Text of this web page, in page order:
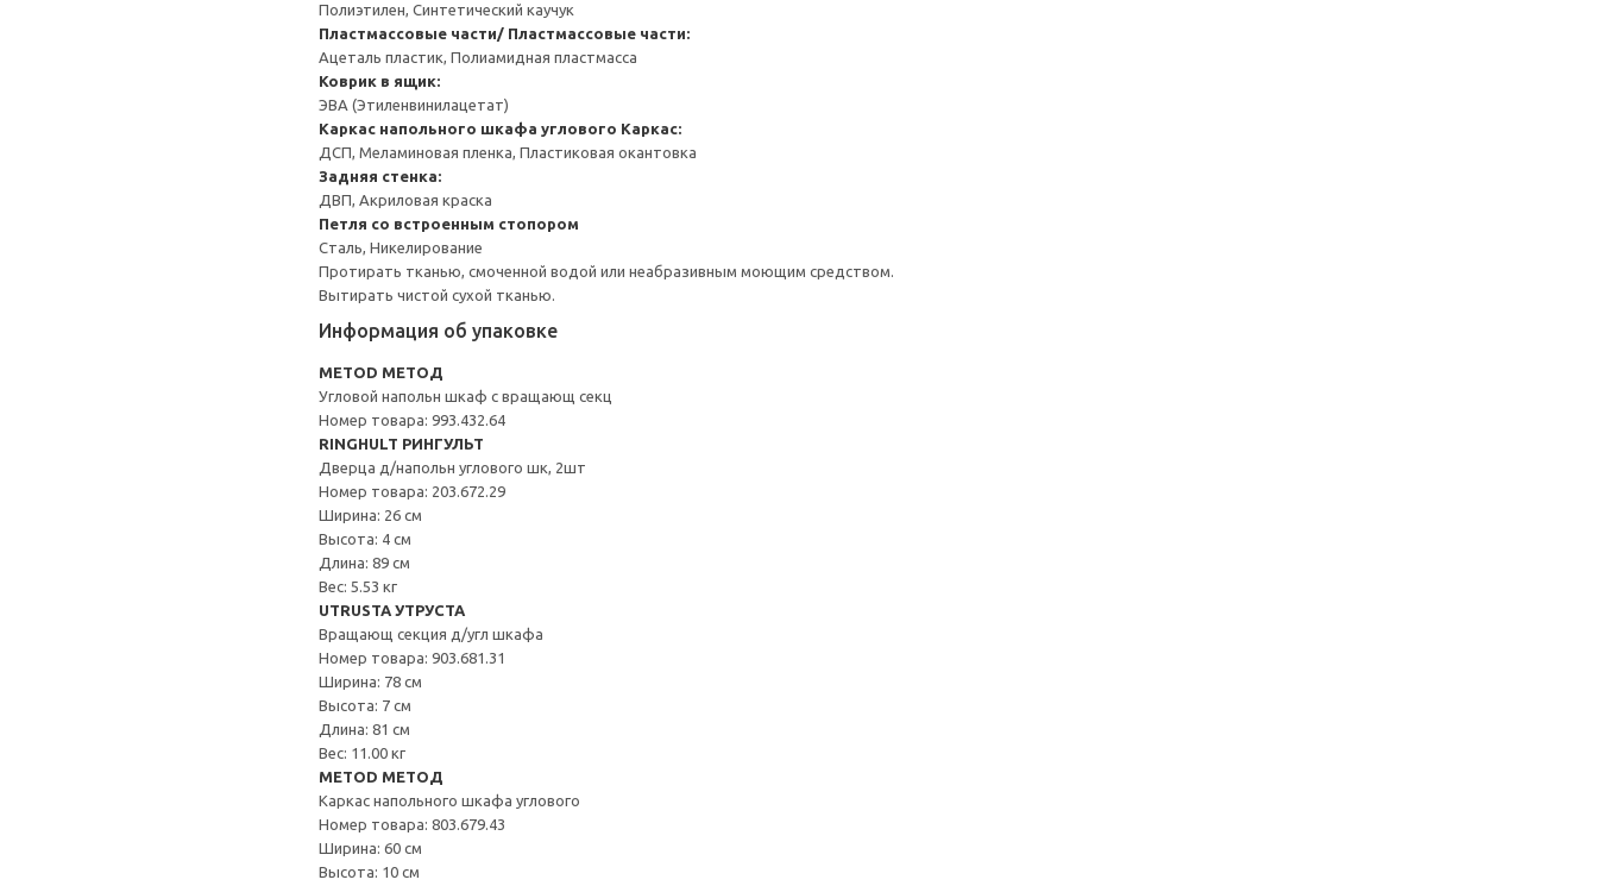
Полиэтилен, Синтетический каучук
Пластмассовые части/ Пластмассовые части:
Ацеталь пластик, Полиамидная пластмасса
Коврик в ящик:
ЭВА (Этиленвинилацетат)
Каркас напольного шкафа углового Каркас:
ДСП, Меламиновая пленка, Пластиковая окантовка
Задняя стенка:
ДВП, Акриловая краска
Петля со встроенным стопором
Сталь, Никелирование
Протирать тканью, смоченной водой или неабразивным моющим средством.
Вытирать чистой сухой тканью.
Информация об упаковке
METOD МЕТОД
Угловой напольн шкаф с вращающ секц
Номер товара: 993.432.64
RINGHULT РИНГУЛЬТ
Дверца д/напольн углового шк, 2шт
Номер товара: 203.672.29
Ширина: 26 см
Высота: 4 см
Длина: 89 см
Вес: 5.53 кг
UTRUSTA УТРУСТА
Вращающ секция д/угл шкафа
Номер товара: 903.681.31
Ширина: 78 см
Высота: 7 см
Длина: 81 см
Вес: 11.00 кг
METOD МЕТОД
Каркас напольного шкафа углового
Номер товара: 803.679.43
Ширина: 60 см
Высота: 10 см